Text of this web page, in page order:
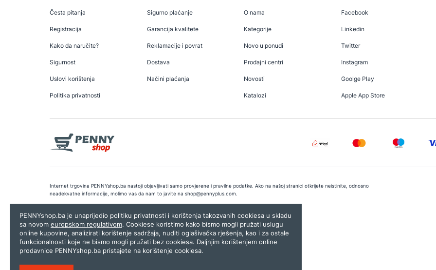
Česta pitanja
Registracija
Kako da naručite?
Sigurnost
Uslovi korištenja
Politika privatnosti
Sigurno plaćanje
Garancija kvalitete
Reklamacije i povrat
Dostava
Načini plaćanja
O nama
Kategorije
Novo u ponudi
Prodajni centri
Novosti
Katalozi
Facebook
Linkedin
Twitter
Instagram
Goolge Play
Apple App Store
Internet trgovina PENNYshop.ba nastoji objavljivati samo provjerene i pravilne podatke. Ako na našoj stranici otkrijete neistinite, odnosno
neadekvatne informacije, molimo vas da nam to javite na shop@pennyplus.com.
Copyright © 2026.Penny plus d.o.o. Sarajevo.Dizajn i programiranje:Lampa.ba
PENNYshop.ba je unaprijedio politiku privatnosti i korištenja takozvanih cookiesa u skladu
sa novom europskom regulativom. Cookiese koristimo kako bismo mogli pružati uslugu
online kupovine, analizirati korištenje sadržaja, nuditi oglašivačka rješenja, kao i za ostale
funkcionalnosti koje ne bismo mogli pružati bez cookiesa. Daljnjim korištenjem online
prodavnice PENNYshop.ba pristajete na korištenje cookiesa.